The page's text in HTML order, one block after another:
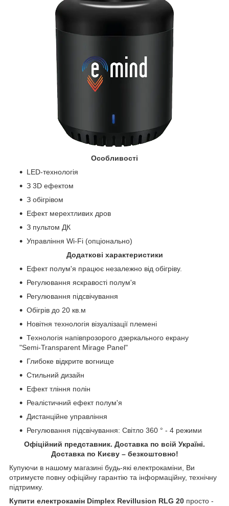
Особливості
LED-технологія
З 3D ефектом
З обігрівом
Ефект мерехтливих дров
З пультом ДК
Управління Wi-Fi (опціонально)
Додаткові характеристики
Ефект полум'я працює незалежно від обігріву.
Регулювання яскравості полум'я
Регулювання підсвічування
Обігрів до 20 кв.м
Новітня технологія візуалізації племені
Технологія напівпрозорого дзеркального екрану
"Semi-Transparent Mirage Panel"
Глибоке відкрите вогнище
Стильний дизайн
Ефект тління полін
Реалістичний ефект полум'я
Дистанційне управління
Регулювання підсвічування: Світло 360 ° - 4 режими
Офіційний представник. Доставка по всій Україні.
Доставка по Києву – безкоштовно!
Купуючи в нашому магазині будь-які електрокаміни, Ви
отримуєте повну офіційну гарантію та інформаційну, технічну
підтримку.
Купити електрокамін Dimplex Revillusion RLG 20 просто -